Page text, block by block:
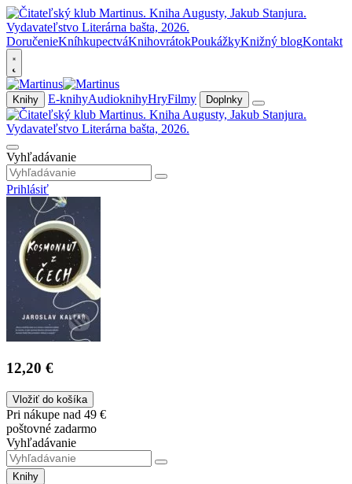
DoručenieKníhkupectváKnihovrátokPoukážkyKnižný blogKontakt
Knihy E-knihyAudioknihyHryFilmy Doplnky
Vyhľadávanie
Prihlásiť
12,20 €
Vložiť do košíka
Pri nákupe nad 49 €
poštovné zadarmo
Vyhľadávanie
Knihy